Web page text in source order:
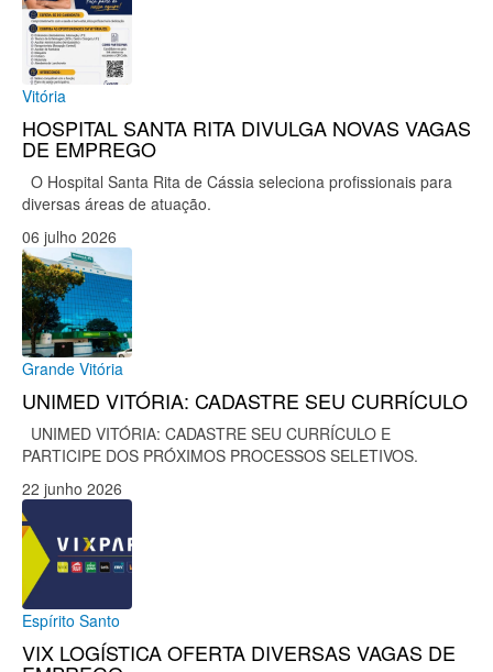
Vitória
HOSPITAL SANTA RITA DIVULGA NOVAS VAGAS
DE EMPREGO
O Hospital Santa Rita de Cássia seleciona profissionais para
diversas áreas de atuação.
06 julho 2026
Grande Vitória
UNIMED VITÓRIA: CADASTRE SEU CURRÍCULO
UNIMED VITÓRIA: CADASTRE SEU CURRÍCULO E
PARTICIPE DOS PRÓXIMOS PROCESSOS SELETIVOS.
22 junho 2026
Espírito Santo
VIX LOGÍSTICA OFERTA DIVERSAS VAGAS DE